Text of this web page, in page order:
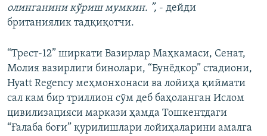
олинганини кўриш мумкин. ”, - дейди
британиялик тадқиқотчи.
“Трест-12” ширкати Вазирлар Маҳкамаси, Сенат,
Молия вазирлиги бинолари, “Бунёдкор” стадиони,
Hyatt Regency меҳмонхонаси ва лойиҳа қиймати
сал кам бир триллион сўм деб баҳоланган Ислом
цивилизацияси маркази ҳамда Тошкентдаги
“Ғалаба боғи” қурилишлари лойиҳаларини амалга